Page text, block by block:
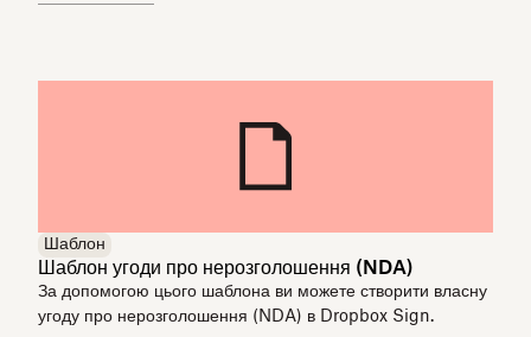
Шаблон
Шаблон угоди про нерозголошення (NDA)
За допомогою цього шаблона ви можете створити власну
угоду про нерозголошення (NDA) в Dropbox Sign.